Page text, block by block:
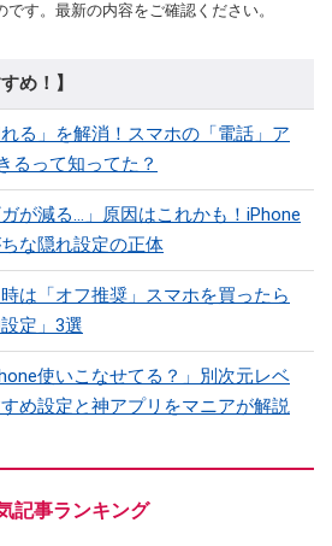
す。最新の内容をご確認ください。
め！】
る」を解消！スマホの「電話」ア
るって知ってた？
が減る…」原因はこれかも！iPhone
な隠れ設定の正体
は「オフ推奨」スマホを買ったら
定」3選
使いこなせてる？」別次元レベ
め設定と神アプリをマニアが解説